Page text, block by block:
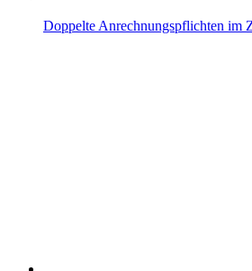
Doppelte Anrechnungspflichten im